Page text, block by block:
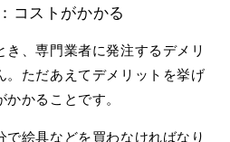
コストがかかる
、専門業者に発注するデメリ
。ただあえてデメリットを挙げ
かることです。
で絵具などを買わなければなり